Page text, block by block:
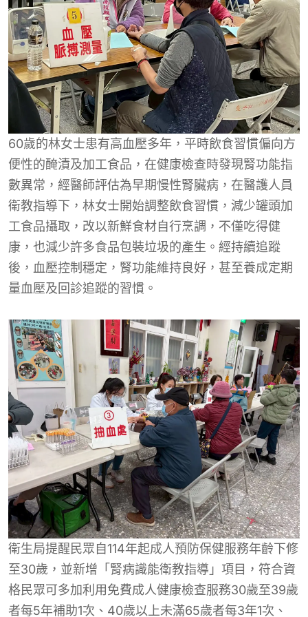
60歲的林女士患有高血壓多年，平時飲食習慣偏向方
便性的醃漬及加工食品，在健康檢查時發現腎功能指
數異常，經醫師評估為早期慢性腎臟病，在醫護人員
衛教指導下，林女士開始調整飲食習慣，減少罐頭加
工食品攝取，改以新鮮食材自行烹調，不僅吃得健
康，也減少許多食品包裝垃圾的產生。經持續追蹤
後，血壓控制穩定，腎功能維持良好，甚至養成定期
量血壓及回診追蹤的習慣。
衛生局提醒民眾自114年起成人預防保健服務年齡下修
至30歲，並新增「腎病識能衛教指導」項目，符合資
格民眾可多加利用免費成人健康檢查服務30歲至39歲
者每5年補助1次、40歲以上未滿65歲者每3年1次、